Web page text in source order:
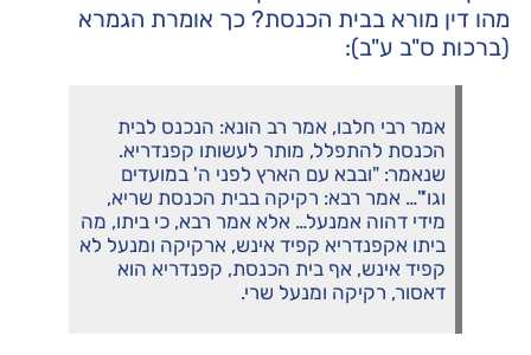
מהו דין מורא בבית הכנסת? כך אומרת הגמרא
(ברכות ס"ב ע"ב):
אמר רבי חלבו, אמר רב הונא: הנכנס לבית
הכנסת להתפלל, מותר לעשותו קפנדריא.
שנאמר: "ובבא עם הארץ לפני ה' במועדים
וגו'"… אמר רבא: רקיקה בבית הכנסת שריא,
מידי דהוה אמנעל… אלא אמר רבא, כי ביתו, מה
ביתו אקפנדריא קפיד אינש, ארקיקה ומנעל לא
קפיד אינש, אף בית הכנסת, קפנדריא הוא
דאסור, רקיקה ומנעל שרי.